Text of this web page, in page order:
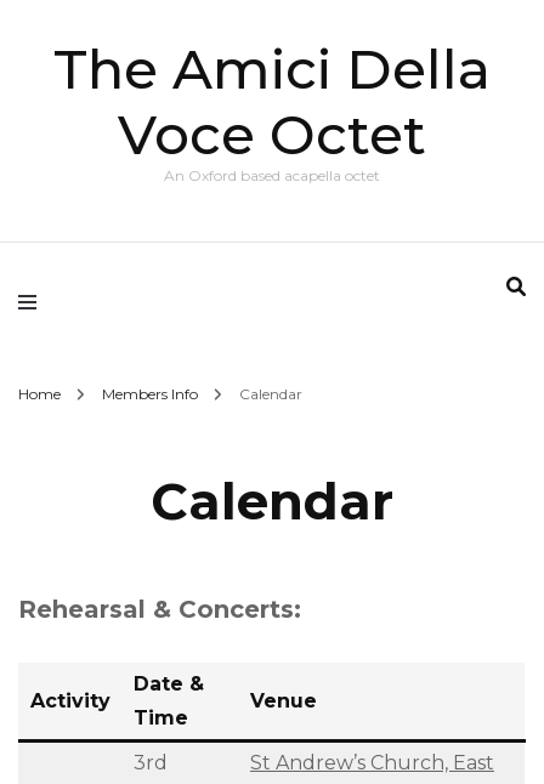
The Amici Della
Voce Octet
An Oxford based acapella octet
Home Members Info Calendar
Calendar
Rehearsal & Concerts:
Activity
Date &
Time
Venue
3rd
St Andrew’s Church, East